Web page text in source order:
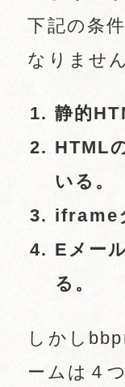
下記の条
なりません
静的
HTML
いる。
iframe
Eメー
る。
しかし
ームは４